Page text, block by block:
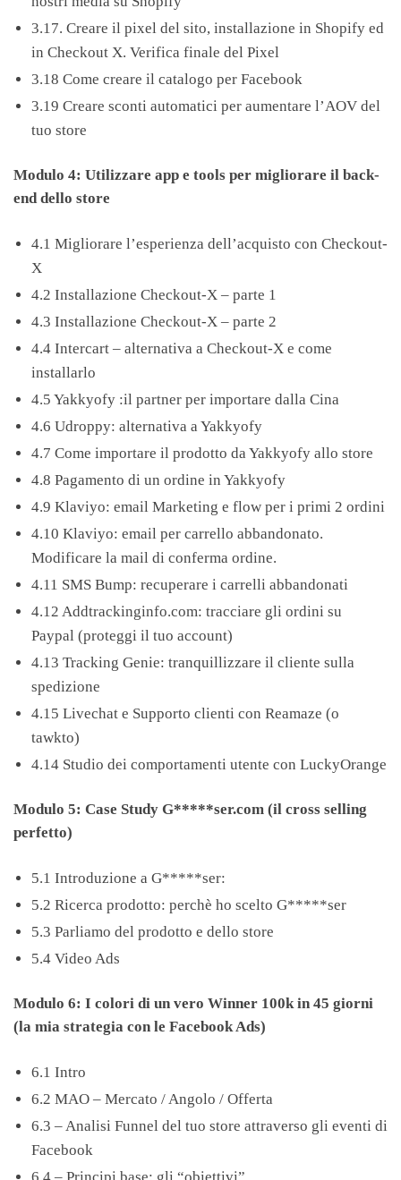
3.17. Creare il pixel del sito, installazione in Shopify ed
in Checkout X. Verifica finale del Pixel
3.18 Come creare il catalogo per Facebook
3.19 Creare sconti automatici per aumentare l’AOV del
tuo store
Modulo 4: Utilizzare app e tools per migliorare il back-
end dello store
4.1 Migliorare l’esperienza dell’acquisto con Checkout-
X
4.2 Installazione Checkout-X – parte 1
4.3 Installazione Checkout-X – parte 2
4.4 Intercart – alternativa a Checkout-X e come
installarlo
4.5 Yakkyofy :il partner per importare dalla Cina
4.6 Udroppy: alternativa a Yakkyofy
4.7 Come importare il prodotto da Yakkyofy allo store
4.8 Pagamento di un ordine in Yakkyofy
4.9 Klaviyo: email Marketing e flow per i primi 2 ordini
4.10 Klaviyo: email per carrello abbandonato.
Modificare la mail di conferma ordine.
4.11 SMS Bump: recuperare i carrelli abbandonati
4.12 Addtrackinginfo.com: tracciare gli ordini su
Paypal (proteggi il tuo account)
4.13 Tracking Genie: tranquillizzare il cliente sulla
spedizione
4.15 Livechat e Supporto clienti con Reamaze (o
tawkto)
4.14 Studio dei comportamenti utente con LuckyOrange
Modulo 5: Case Study G*****ser.com (il cross selling
perfetto)
5.1 Introduzione a G*****ser:
5.2 Ricerca prodotto: perchè ho scelto G*****ser
5.3 Parliamo del prodotto e dello store
5.4 Video Ads
Modulo 6: I colori di un vero Winner 100k in 45 giorni
(la mia strategia con le Facebook Ads)
6.1 Intro
6.2 MAO – Mercato / Angolo / Offerta
6.3 – Analisi Funnel del tuo store attraverso gli eventi di
Facebook